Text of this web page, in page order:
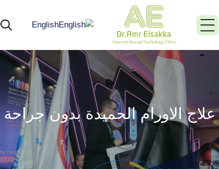
English
علاج الاورام الحميدة بدون جراحة